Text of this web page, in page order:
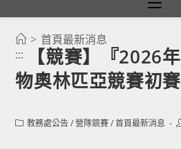
> 首頁最新消息
:::
【競賽】『2026
物奧林匹亞競賽初賽
Post教務處公告 / 營隊競賽 / 首頁最新消息